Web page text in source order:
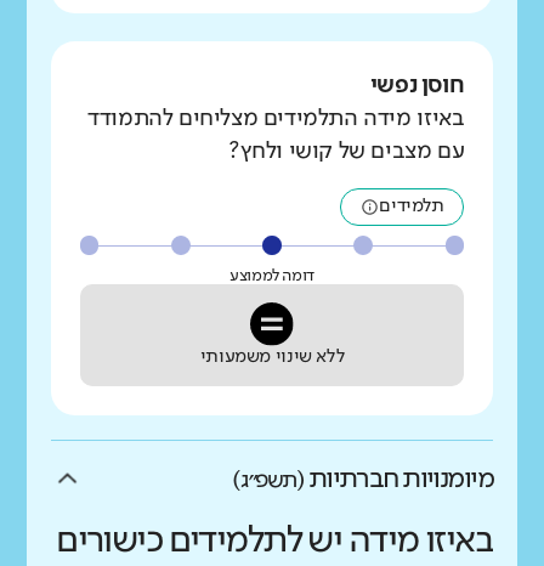
חוסן נפשי
באיזו מידה התלמידים מצליחים להתמודד
עם מצבים של קושי ולחץ?
תלמידים
דומה לממוצע
ללא שינוי משמעותי
מיומנויות חברתיות (תשפ״ג)
באיזו מידה יש לתלמידים כישורים